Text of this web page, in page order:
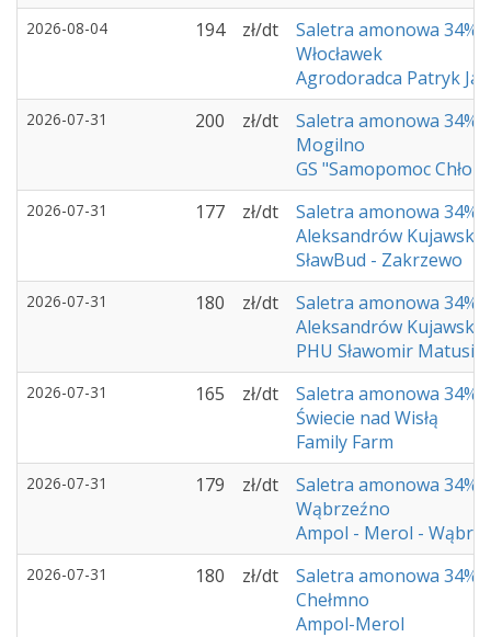
2026-08-04 194 zł/dt
Saletra amonowa 34%
Włocławek
Agrodoradca Patryk
2026-07-31 200 zł/dt
Saletra amonowa 34%
Mogilno
GS "Samopomoc
2026-07-31 177 zł/dt
Saletra amonowa 34%
Aleksandrów Kujawski
SławBud - Zakrzewo
2026-07-31 180 zł/dt
Saletra amonowa 34%
Aleksandrów Kujawski
PHU Sławomir
2026-07-31 165 zł/dt
Saletra amonowa 34%
Świecie nad Wisłą
Family Farm
2026-07-31 179 zł/dt
Saletra amonowa 34%
Wąbrzeźno
Ampol - Merol -
2026-07-31 180 zł/dt
Saletra amonowa 34%
Chełmno
Ampol-Merol